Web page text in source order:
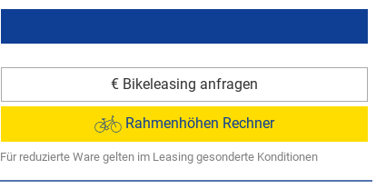
€ Bikeleasing anfragen
Rahmenhöhen Rechner
Für reduzierte Ware gelten im Leasing gesonderte Konditionen